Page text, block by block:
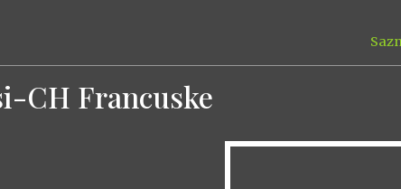
CH Francuske